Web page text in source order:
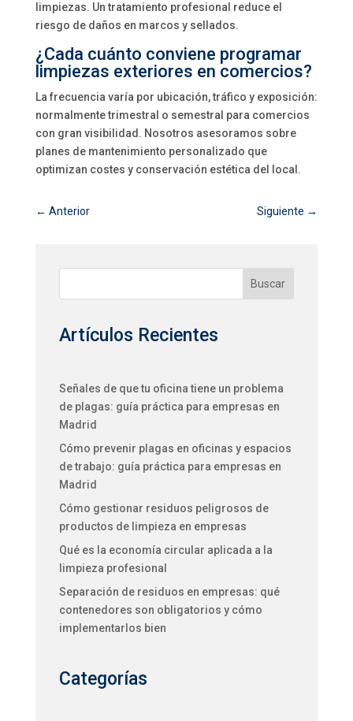
limpiezas. Un tratamiento profesional reduce el
riesgo de daños en marcos y sellados.
¿Cada cuánto conviene programar
limpiezas exteriores en comercios?
La frecuencia varía por ubicación, tráfico y exposición:
normalmente trimestral o semestral para comercios
con gran visibilidad. Nosotros asesoramos sobre
planes de mantenimiento personalizado que
optimizan costes y conservación estética del local.
← Anterior Siguiente →
Buscar
Artículos Recientes
Señales de que tu oficina tiene un problema
de plagas: guía práctica para empresas en
Madrid
Cómo prevenir plagas en oficinas y espacios
de trabajo: guía práctica para empresas en
Madrid
Cómo gestionar residuos peligrosos de
productos de limpieza en empresas
Qué es la economía circular aplicada a la
limpieza profesional
Separación de residuos en empresas: qué
contenedores son obligatorios y cómo
implementarlos bien
Categorías